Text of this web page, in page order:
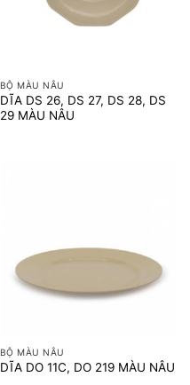
BỘ MÀU NÂU
DĨA DS 26, DS 27, DS 28, DS
29 MÀU NÂU
BỘ MÀU NÂU
DĨA DO 11C, DO 219 MÀU NÂU